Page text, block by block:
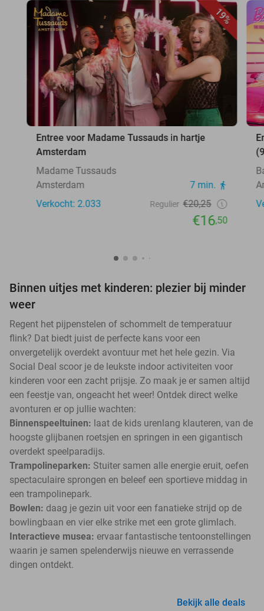
19%
Entree voor Madame Tussauds in hartje
Amsterdam
Madame Tussauds
Amsterdam
7 min.
Verkocht: 2.033
Regulier €20,25
€16,50
Binnen uitjes met kinderen: plezier bij minder
weer
Regent het pijpenstelen of schommelt de temperatuur
flink? Dat biedt juist de perfecte kans voor een
onvergetelijk overdekt avontuur met het hele gezin. Via
Social Deal scoor je de leukste indoor activiteiten voor
kinderen voor een zacht prijsje. Zo maak je er samen altijd
een feestje van, ongeacht het weer! Ontdek direct welke
avonturen er op jullie wachten:
Binnenspeeltuinen: laat de kids urenlang klauteren, van de
hoogste glijbanen roetsjen en springen in een gigantisch
overdekt speelparadijs.
Trampolineparken: Stuiter samen alle energie eruit, oefen
spectaculaire sprongen en beleef een sportieve middag in
een trampolinepark.
Bowlen: daag je gezin uit voor een fanatieke strijd op de
bowlingbaan en vier elke strike met een grote glimlach.
Interactieve musea: ervaar fantastische tentoonstellingen
waarin je samen spelenderwijs nieuwe en verrassende
dingen ontdekt.
Bekijk alle deals